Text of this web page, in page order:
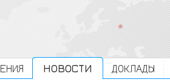
НОВОСТИ ДОКЛАДЫ